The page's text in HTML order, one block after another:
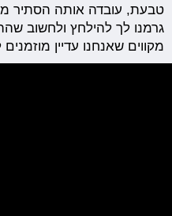
טבעת, עובדה אותה הסתיר
גרמנו לך להילחץ ולחשוב
מקווים שאנחנו עדיין